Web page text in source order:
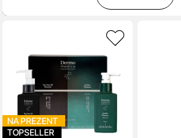
NA PREZENT
TOPSELLER